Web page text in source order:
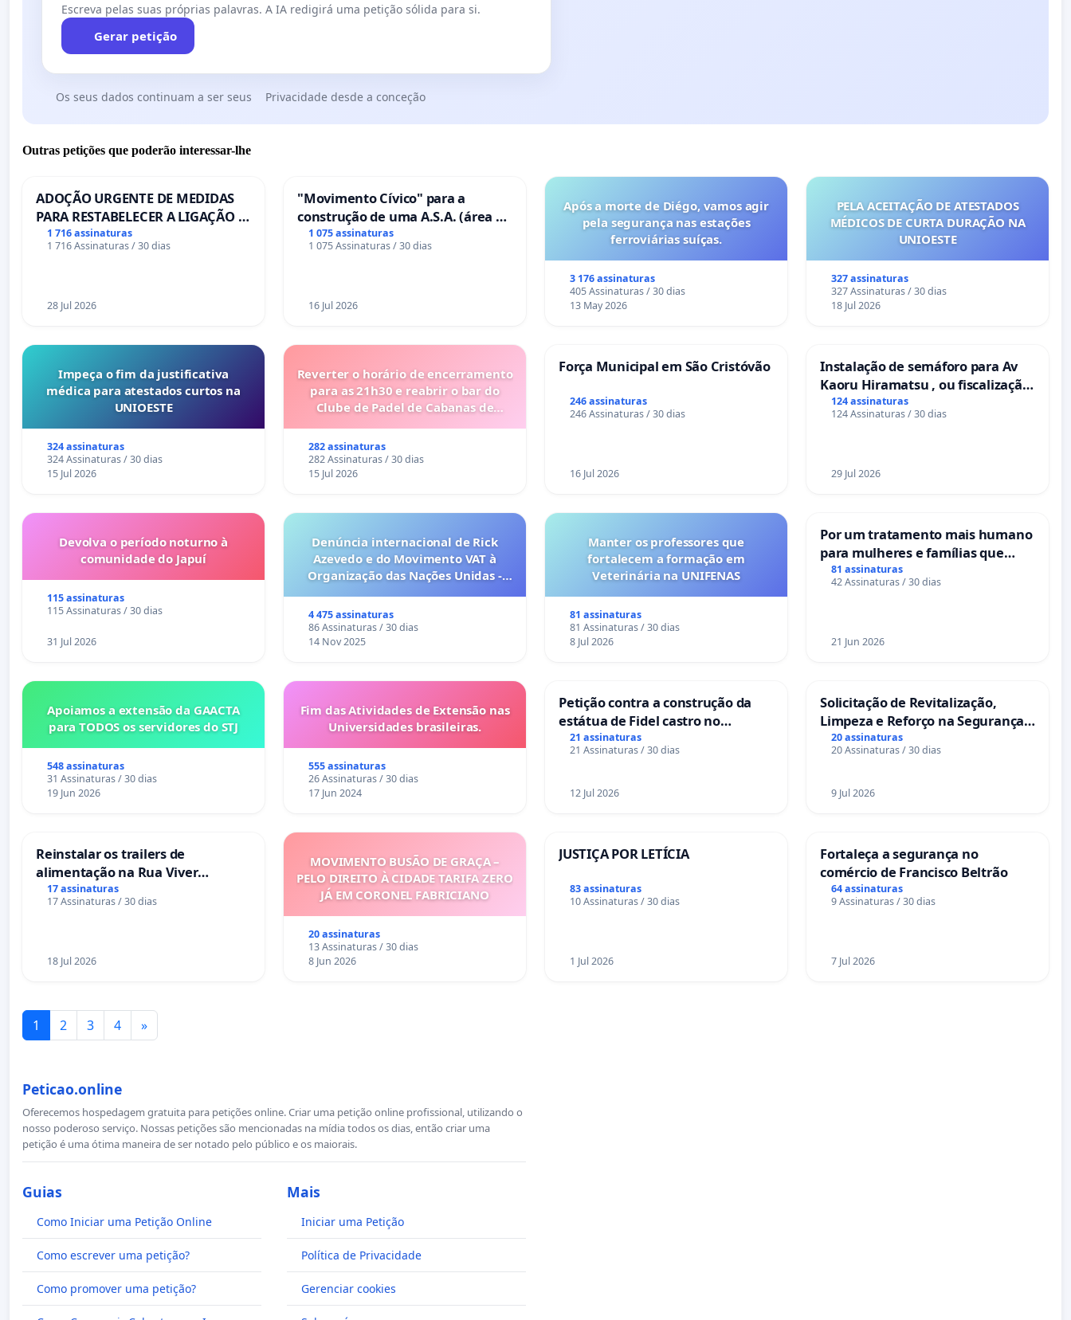
Escreva pelas suas próprias palavras. A IA redigirá uma petição sólida para si.
Gerar petição
Os seus dados continuam a ser seus Privacidade desde a conceção
Outras petições que poderão interessar-lhe
ADOÇÃO URGENTE DE MEDIDAS
PARA RESTABELECER A LIGAÇÃO -
PONTE RS-129
1 716 assinaturas
1 716 Assinaturas / 30 dias
28 Jul 2026
"Movimento Cívico" para a
construção de uma A.S.A. (área de
serviços para autocaravanas) em
Coimbra
1 075 assinaturas
1 075 Assinaturas / 30 dias
16 Jul 2026
Após a morte de Diégo, vamos agir
pela segurança nas estações
ferroviárias suíças.
3 176 assinaturas
405 Assinaturas / 30 dias
13 May 2026
PELA ACEITAÇÃO DE ATESTADOS
MÉDICOS DE CURTA DURAÇÃO NA
UNIOESTE
327 assinaturas
327 Assinaturas / 30 dias
18 Jul 2026
Impeça o fim da justificativa
médica para atestados curtos na
UNIOESTE
324 assinaturas
324 Assinaturas / 30 dias
15 Jul 2026
Reverter o horário de encerramento
para as 21h30 e reabrir o bar do
Clube de Padel de Cabanas de
282 assinaturas
282 Assinaturas / 30 dias
15 Jul 2026
Força Municipal em São Cristóvão
246 assinaturas
246 Assinaturas / 30 dias
16 Jul 2026
Instalação de semáforo para Av
Kaoru Hiramatsu , ou fiscalização
Eletrônica
124 assinaturas
124 Assinaturas / 30 dias
29 Jul 2026
Devolva o período noturno à
comunidade do Japuí
115 assinaturas
115 Assinaturas / 30 dias
31 Jul 2026
Denúncia internacional de Rick
Azevedo e do Movimento VAT à
Organização das Nações Unidas -
6x1 enquanto o lobby empresarial
compra a omissão do Congresso.
4 475 assinaturas
86 Assinaturas / 30 dias
14 Nov 2025
Manter os professores que
fortalecem a formação em
Veterinária na UNIFENAS
81 assinaturas
81 Assinaturas / 30 dias
8 Jul 2026
Por um tratamento mais humano
para mulheres e famílias que
sofrem uma perda gestacional
nos hospitais portugueses
81 assinaturas
42 Assinaturas / 30 dias
21 Jun 2026
Apoiamos a extensão da GAACTA
para TODOS os servidores do STJ
548 assinaturas
31 Assinaturas / 30 dias
19 Jun 2026
Fim das Atividades de Extensão nas
Universidades brasileiras.
555 assinaturas
26 Assinaturas / 30 dias
17 Jun 2024
Petição contra a construção da
estátua de Fidel castro no
mirante do Caju
21 assinaturas
21 Assinaturas / 30 dias
12 Jul 2026
Solicitação de Revitalização,
Limpeza e Reforço na Segurança
das Praças da Rua Cachoeira das
Sete Ilhas
20 assinaturas
20 Assinaturas / 30 dias
9 Jul 2026
Reinstalar os trailers de
alimentação na Rua Viver
Salvador
17 assinaturas
17 Assinaturas / 30 dias
18 Jul 2026
MOVIMENTO BUSÃO DE GRAÇA –
PELO DIREITO À CIDADE TARIFA ZERO
JÁ EM CORONEL FABRICIANO
20 assinaturas
13 Assinaturas / 30 dias
8 Jun 2026
JUSTIÇA POR LETÍCIA
83 assinaturas
10 Assinaturas / 30 dias
1 Jul 2026
Fortaleça a segurança no
comércio de Francisco Beltrão
64 assinaturas
9 Assinaturas / 30 dias
7 Jul 2026
1 2 3 4 »
Peticao.online
Oferecemos hospedagem gratuita para petições online. Criar uma petição online profissional, utilizando o
nosso poderoso serviço. Nossas petições são mencionadas na mídia todos os dias, então criar uma
petição é uma ótima maneira de ser notado pelo público e os maiorais.
Guias
Como Iniciar uma Petição Online
Como escrever uma petição?
Como promover uma petição?
Mais
Iniciar uma Petição
Política de Privacidade
Gerenciar cookies